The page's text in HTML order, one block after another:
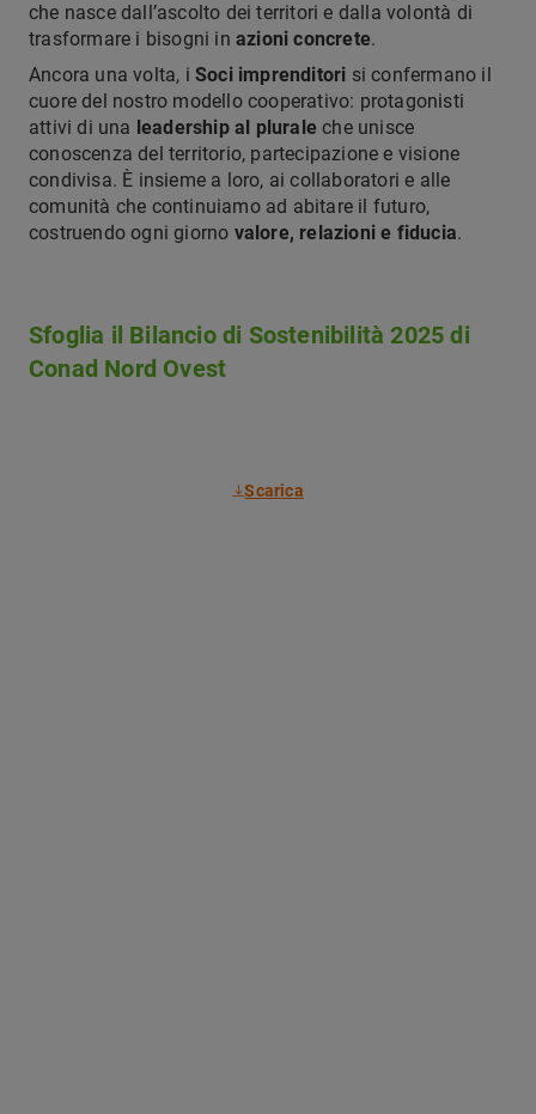
che nasce dall’ascolto dei territori e dalla volontà di
trasformare i bisogni in azioni concrete.
Ancora una volta, i Soci imprenditori si confermano il
cuore del nostro modello cooperativo: protagonisti
attivi di una leadership al plurale che unisce
conoscenza del territorio, partecipazione e visione
condivisa. È insieme a loro, ai collaboratori e alle
comunità che continuiamo ad abitare il futuro,
costruendo ogni giorno valore, relazioni e fiducia.
Sfoglia il Bilancio di Sostenibilità 2025 di
Conad Nord Ovest
Scarica